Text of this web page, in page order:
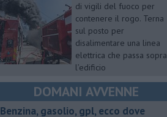
di vigili del fuoco per
contenere il rogo. Terna
sul posto per
disalimentare una linea
elettrica che passa sopra
l’edificio
DOMANI AVVENNE
​Benzina, gasolio, gpl, ecco dove